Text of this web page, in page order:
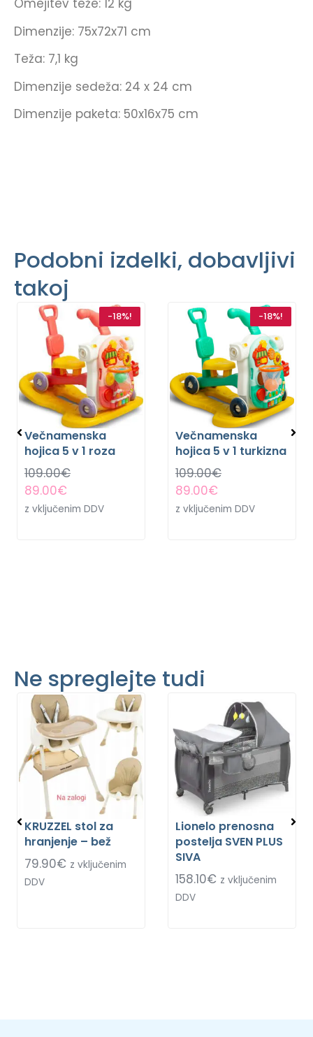
Omejitev teže: 12 kg
Dimenzije: 75x72x71 cm
Teža: 7,1 kg
Dimenzije sedeža: 24 x 24 cm
Dimenzije paketa: 50x16x75 cm
Podobni izdelki, dobavljivi
takoj
-18%!
Večnamenska
hojica 5 v 1 roza
109.00€
89.00€
z vključenim DDV
-18%!
Večnamenska
hojica 5 v 1 turkizna
109.00€
89.00€
z vključenim DDV
Ne spreglejte tudi
KRUZZEL stol za
hranjenje – bež
79.90€ z vključenim
DDV
Lionelo prenosna
postelja SVEN PLUS
SIVA
158.10€ z vključenim
DDV